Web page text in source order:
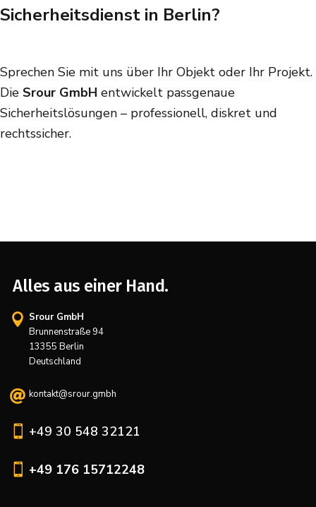
Sicherheitsdienst in Berlin?
Sprechen Sie mit uns über Ihr Objekt oder Ihr Projekt.
Die Srour GmbH entwickelt passgenaue
Sicherheitslösungen – professionell, diskret und
rechtssicher.
Alles aus einer Hand.
 Srour GmbH
Brunnenstraße 94
13355 Berlin
Deutschland
 kontakt@srour.gmbh
 +49 30 548 32121
 +49 176 15712248